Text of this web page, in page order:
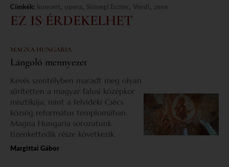
Címkék: , , , ,
EZ IS ÉRDEKELHET
MAGNA HUNGARIA
Lángoló mennyezet
Kevés szentélyben maradt meg olyan
sűrítetten a magyar falusi középkor
misztikája, mint a felvidéki Csécs
község református templomában.
Magna Hungaria sorozatunk
tizenkettedik része következik.
Margittai Gábor